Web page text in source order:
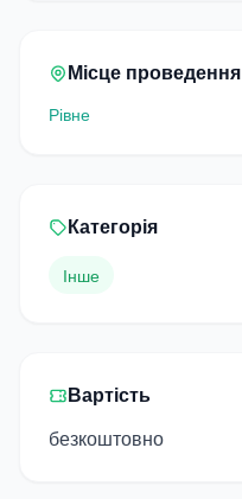
Місце проведення
Рівне
Категорія
Інше
Вартість
безкоштовно